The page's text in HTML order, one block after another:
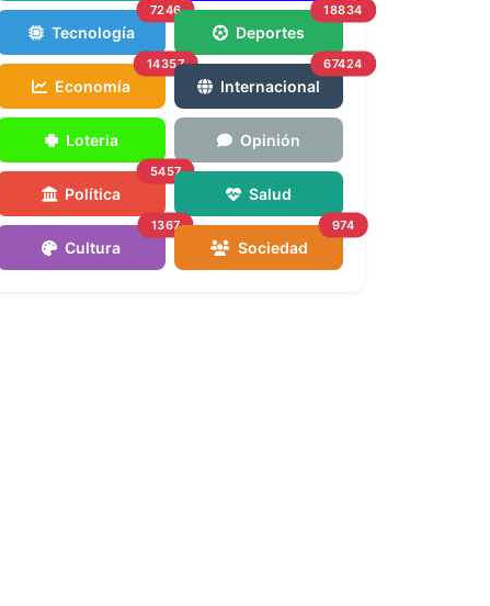
Tecnología
7246
Deportes
18834
Economía
14357
Internacional
67424
Loteria Opinión
Política
5457
Salud
Cultura
1367
Sociedad
974